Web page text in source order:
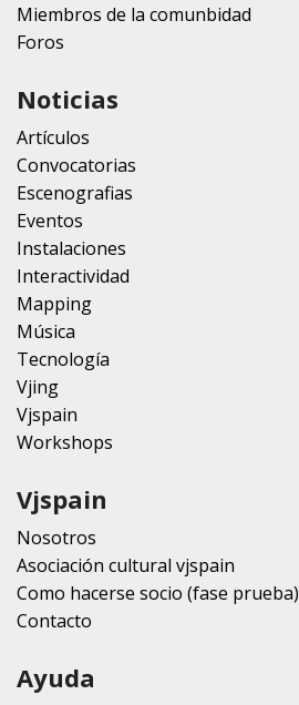
Miembros de la comunbidad
Foros
Noticias
Artículos
Convocatorias
Escenografias
Eventos
Instalaciones
Interactividad
Mapping
Música
Tecnología
Vjing
Vjspain
Workshops
Vjspain
Nosotros
Asociación cultural vjspain
Como hacerse socio (fase prueba)
Contacto
Ayuda